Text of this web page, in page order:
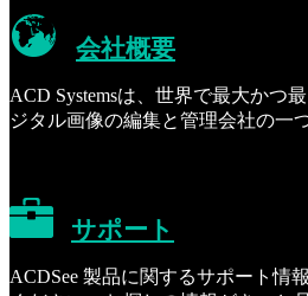
会社概要
ACD Systemsは、世界で最大かつ
ジタル画像の編集と管理会社の一
サポート
ACDSee 製品に関するサポート情